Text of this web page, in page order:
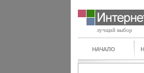
лучщий выбор